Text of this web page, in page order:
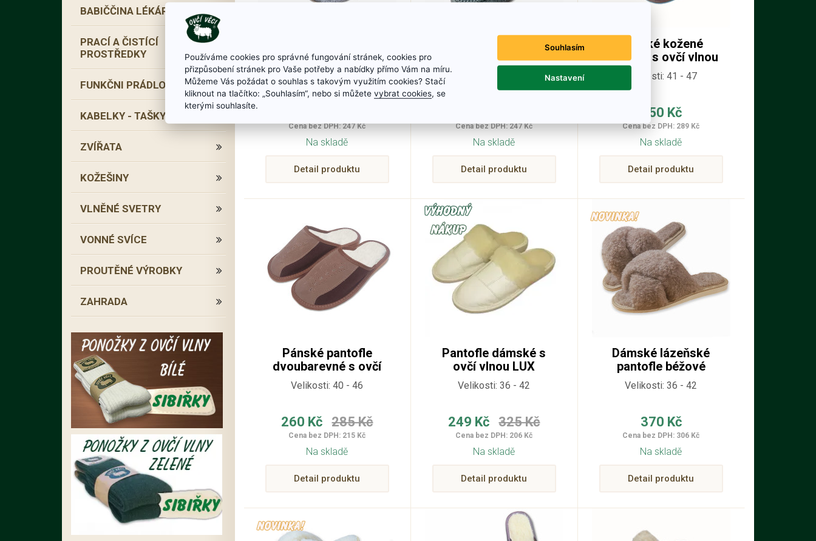
BABIČČINA LÉKÁRNA
PRACÍ A ČISTÍCÍ
PROSTŘEDKY
FUNKČNI PRÁDLO
KABELKY - TAŠKY
ZVÍŘATA
KOŽEŠINY
VLNĚNÉ SVETRY
VONNÉ SVÍCE
PROUTĚNÉ VÝROBKY
ZAHRADA
filcové mokasínky
Velikosti: 36 - 41
Cena bez DPH: 247 Kč
Na skladě
Detail produktu
bačkory s ovčí vlnou
Cena bez DPH: 247 Kč
Na skladě
Detail produktu
Pánské kožené
pantofle s ovčí vlnou
PARDÁL
Velikosti: 41 - 47
350 Kč
Cena bez DPH: 289 Kč
Na skladě
Detail produktu
Pánské pantofle
dvoubarevné s ovčí
vlnou
Velikosti: 40 - 46
260 Kč 285 Kč
Cena bez DPH: 215 Kč
Na skladě
Detail produktu
Pantofle dámské s
ovčí vlnou LUX
Velikosti: 36 - 42
249 Kč 325 Kč
Cena bez DPH: 206 Kč
Na skladě
Detail produktu
Dámské lázeňské
pantofle béžové
Velikosti: 36 - 42
370 Kč
Cena bez DPH: 306 Kč
Na skladě
Detail produktu
Používáme cookies pro správné fungování stránek, cookies pro
přizpůsobení stránek pro Vaše potřeby a nabídky přímo Vám na míru.
Můžeme Vás požádat o souhlas s takovým využitím cookies? Stačí
kliknout na tlačítko: „Souhlasím“, nebo si můžete vybrat cookies, se
kterými souhlasíte.
Souhlasím
Nastavení